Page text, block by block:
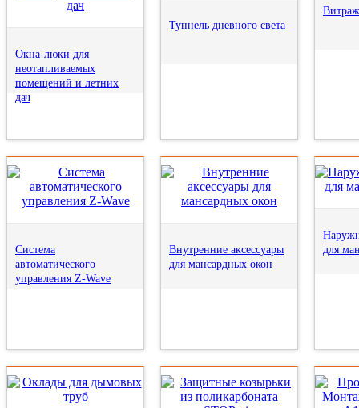
Окна-люки для
неотапливаемых
помещений и летних
дач
Туннель дневного света
Система
автоматического
управления Z-Wave
Внутренние аксессуары
для мансардных окон
для